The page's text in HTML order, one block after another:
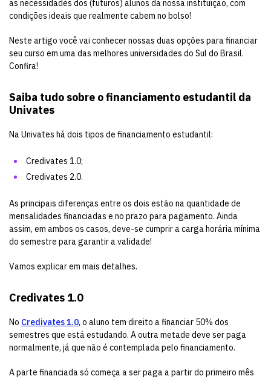
as necessidades dos (futuros) alunos da nossa instituição, com
condições ideais que realmente cabem no bolso!
Neste artigo você vai conhecer nossas duas opções para financiar
seu curso em uma das melhores universidades do Sul do Brasil.
Confira!
Saiba tudo sobre o financiamento estudantil da
Univates
Na Univates há dois tipos de financiamento estudantil:
Credivates 1.0;
Credivates 2.0.
As principais diferenças entre os dois estão na quantidade de
mensalidades financiadas e no prazo para pagamento. Ainda
assim, em ambos os casos, deve-se cumprir a carga horária mínima
do semestre para garantir a validade!
Vamos explicar em mais detalhes.
Credivates 1.0
No Credivates 1.0, o aluno tem direito a financiar 50% dos
semestres que está estudando. A outra metade deve ser paga
normalmente, já que não é contemplada pelo financiamento.
A parte financiada só começa a ser paga a partir do primeiro mês